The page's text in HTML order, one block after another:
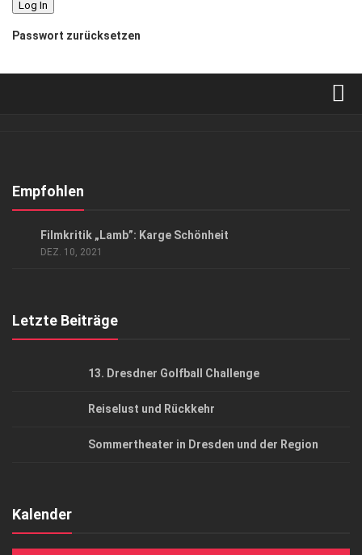
Passwort zurücksetzen
Kontakt, Impressum
Empfohlen
Filmkritik „Lamb”: Karge Schönheit
DEZ. 10, 2021
Letzte Beiträge
13. Dresdner Golfball Challenge
Reiselust und Rückkehr
Sommertheater in Dresden und der Region
Kalender